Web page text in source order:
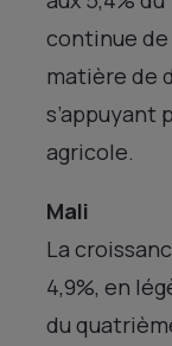
continue de
matière de
s’appuyant
agricole.
Mali
La
4,9%, en
du